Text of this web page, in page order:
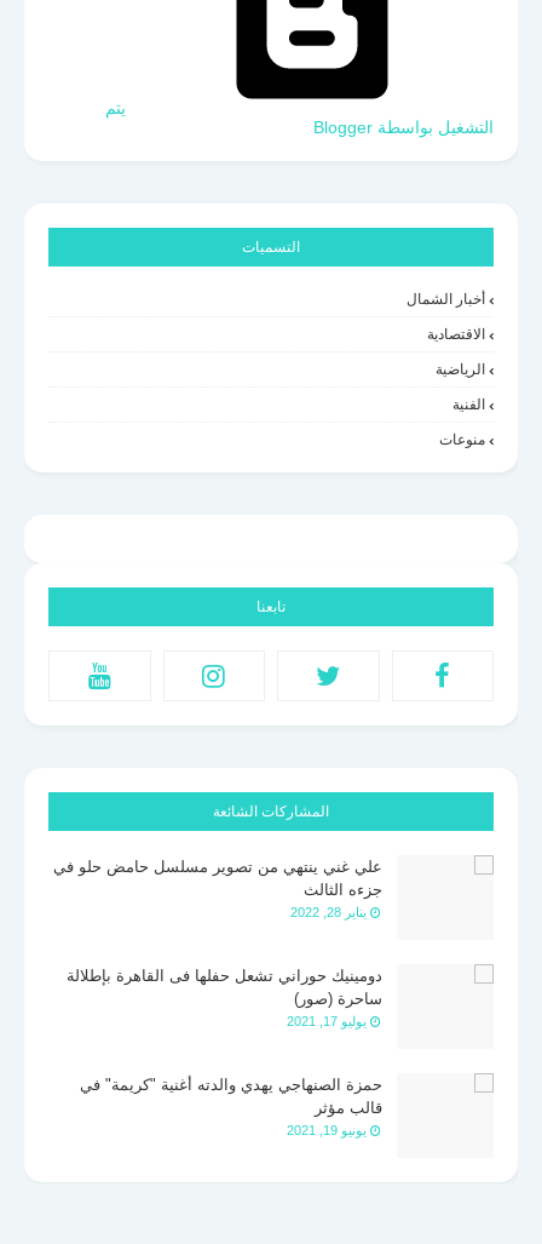
‏يتم
التشغيل بواسطة Blogger
التسميات
أخبار الشمال
الاقتصادية
الرياضية
الفنية
منوعات
تابعنا
المشاركات الشائعة
علي غني ينتهي من تصوير مسلسل حامض حلو في
جزءه الثالث
يناير 28, 2022
دومينيك حوراني تشعل حفلها فى القاهرة بإطلالة
ساحرة (صور)
يوليو 17, 2021
حمزة الصنهاجي يهدي والدته أغنية "كريمة" في
قالب مؤثر
يونيو 19, 2021